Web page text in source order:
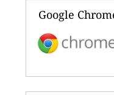
Google